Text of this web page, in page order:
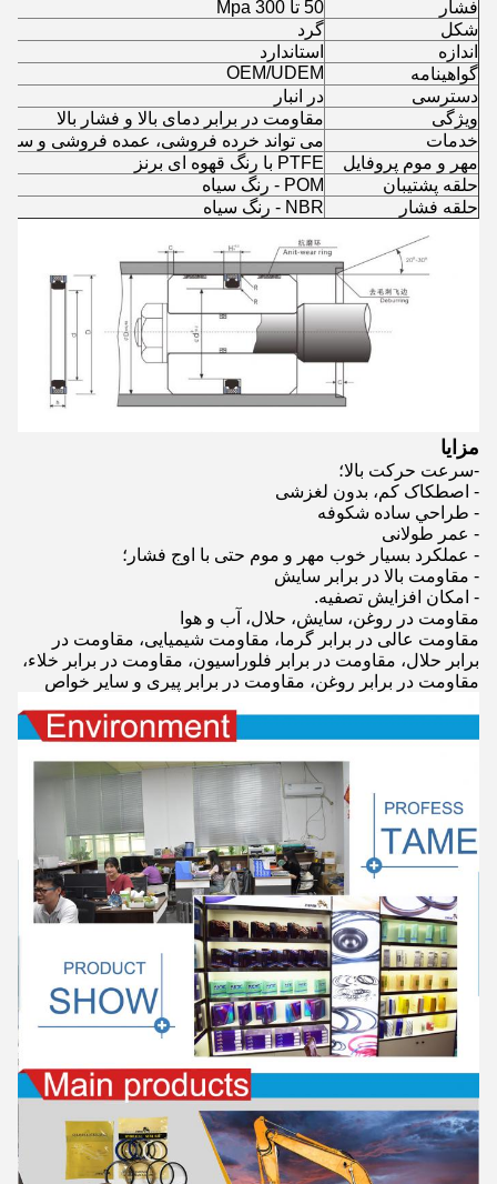
فشار
50 تا 300 Mpa
شکل
گرد
اندازه
استاندارد
گواهینامه
OEM/UDEM
دسترسی
در انبار
ویژگی
مقاومت در برابر دمای بالا و فشار بالا
خدمات
می تواند خرده فروشی، عمده فروشی و
مهر و موم پروفایل
PTFE با رنگ قهوه ای برنز
حلقه پشتیبان
POM - رنگ سیاه
حلقه فشار
NBR - رنگ سیاه
مزایا
-سرعت حرکت بالا؛
- اصطکاک کم، بدون لغزشی
- طراحي ساده شکوفه
- عمر طولانی
- عملکرد بسیار خوب مهر و موم حتی با اوج فشار؛
- مقاومت بالا در برابر سایش
- امکان افزايش تصفيه.
مقاومت در روغن، سایش، حلال، آب و هوا
مقاومت عالی در برابر گرما، مقاومت شیمیایی، مقاومت در
برابر حلال، مقاومت در برابر فلوراسیون، مقاومت در برابر خلاء،
مقاومت در برابر روغن، مقاومت در برابر پیری و سایر خواص